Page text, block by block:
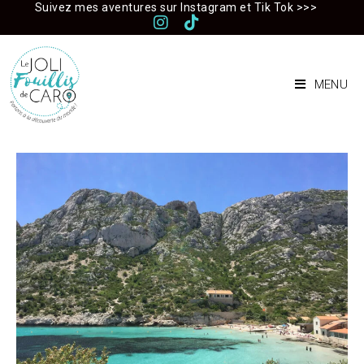
Suivez mes aventures sur Instagram et Tik Tok >>>
MENU